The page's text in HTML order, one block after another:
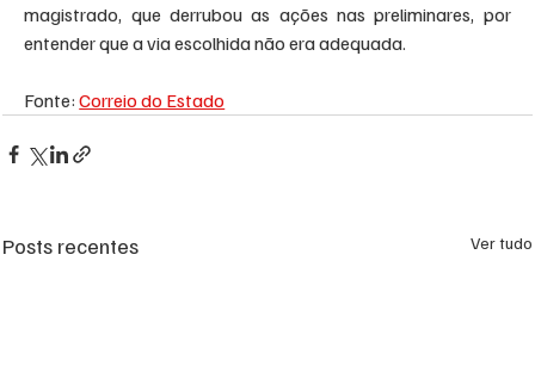
magistrado, que derrubou as ações nas preliminares, por
entender que a via escolhida não era adequada.
Fonte: Correio do Estado
Posts recentes Ver tudo